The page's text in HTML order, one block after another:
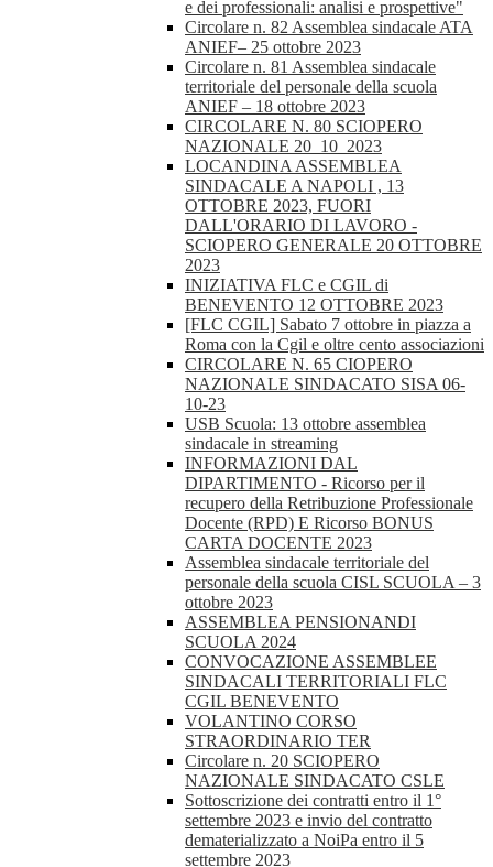
e dei professionali: analisi e prospettive"
Circolare n. 82 Assemblea sindacale ATA
ANIEF– 25 ottobre 2023
Circolare n. 81 Assemblea sindacale
territoriale del personale della scuola
ANIEF – 18 ottobre 2023
CIRCOLARE N. 80 SCIOPERO
NAZIONALE 20_10_2023
LOCANDINA ASSEMBLEA
SINDACALE A NAPOLI , 13
OTTOBRE 2023, FUORI
DALL'ORARIO DI LAVORO -
SCIOPERO GENERALE 20 OTTOBRE
2023
INIZIATIVA FLC e CGIL di
BENEVENTO 12 OTTOBRE 2023
[FLC CGIL] Sabato 7 ottobre in piazza a
Roma con la Cgil e oltre cento associazioni
CIRCOLARE N. 65 CIOPERO
NAZIONALE SINDACATO SISA 06-
10-23
USB Scuola: 13 ottobre assemblea
sindacale in streaming
INFORMAZIONI DAL
DIPARTIMENTO - Ricorso per il
recupero della Retribuzione Professionale
Docente (RPD) E Ricorso BONUS
CARTA DOCENTE 2023
Assemblea sindacale territoriale del
personale della scuola CISL SCUOLA – 3
ottobre 2023
ASSEMBLEA PENSIONANDI
SCUOLA 2024
CONVOCAZIONE ASSEMBLEE
SINDACALI TERRITORIALI FLC
CGIL BENEVENTO
VOLANTINO CORSO
STRAORDINARIO TER
Circolare n. 20 SCIOPERO
NAZIONALE SINDACATO CSLE
Sottoscrizione dei contratti entro il 1°
settembre 2023 e invio del contratto
dematerializzato a NoiPa entro il 5
settembre 2023